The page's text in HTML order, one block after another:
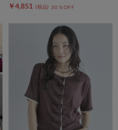
￥4,851 30％OFF